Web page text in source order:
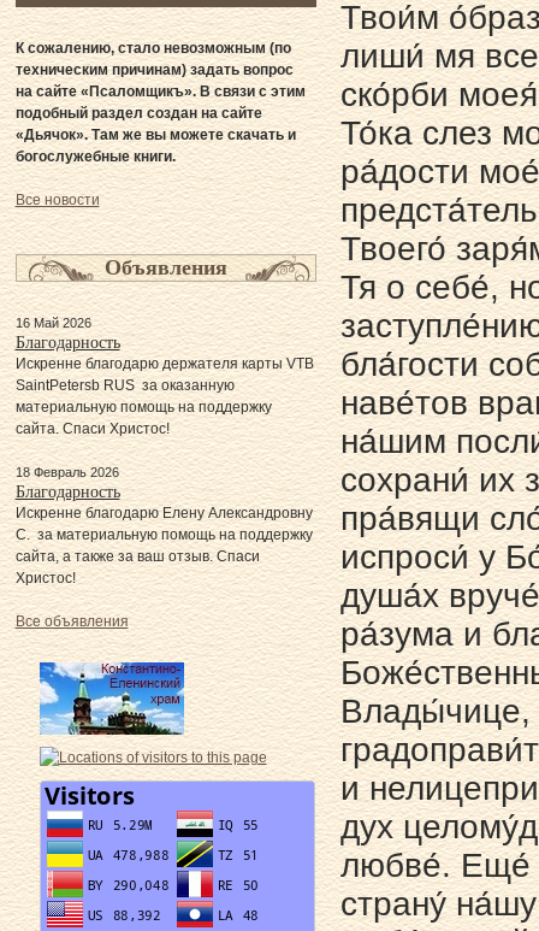
Твои́м
лиши́ мя
ско́рби
То́ка слез
ра́дости
Твоего́
Тя о себе́,
бла́гости
наве́тов
на́шим
сохрани́ их
пра́вящи
испроси́ у
душа́х
ра́зума и
Влады́чице,
и
дух
любве́. Еще́
страну́
К сожалению, стало невозможным (по
техническим причинам) задать вопрос
на сайте «Псаломщикъ». В связи с этим
подобный раздел создан на сайте
«Дьячок». Там же вы можете скачать и
богослужебные книги.
Все новости
Объявления
16 Май 2026
Благодарность
Искренне благодарю держателя карты VTB
SaintPetersb RUS за оказанную
материальную помощь на поддержку
сайта. Спаси Христос!
18 Февраль 2026
Благодарность
Искренне благодарю Елену Александровну
С. за материальную помощь на поддержку
сайта, а также за ваш отзыв. Спаси
Христос!
Все объявления